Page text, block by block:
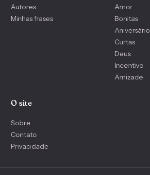
Autores
Minhas frases
Amor
Bonitas
Aniversário
Curtas
Deus
Incentivo
Amizade
O site
Sobre
Contato
Privacidade